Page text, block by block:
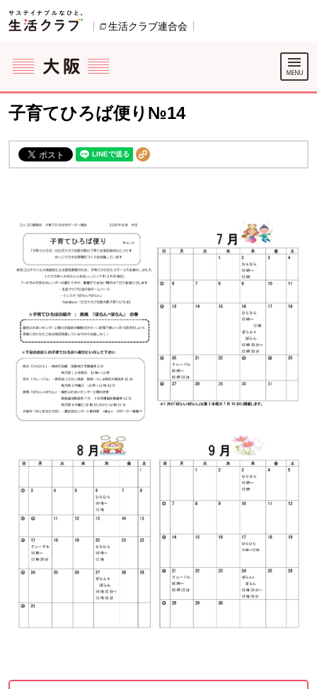
ページの先頭です。
生活クラブ連合会
ここからサイト内共通メニューです。
サイト内共通メニューをスキップする
サイト内共通メニューここまで。
子育てひろば便り№14